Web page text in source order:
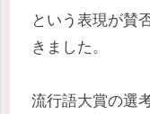
という表現が賛
きました。
流行語大賞の選